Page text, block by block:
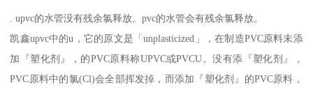
. upvc的水管没有残余氯释放。pvc的水管会有残余氯释放。
凯鑫upvc中的u，它的原文是「unplasticized」，在制造PVC原料未添
加『塑化剂』，的PVC原料称UPVC或PVCU。没有添『塑化剂』，
PVC原料中的氯(Cl)会全部挥发掉，而添加『塑化剂』的PVC原料，